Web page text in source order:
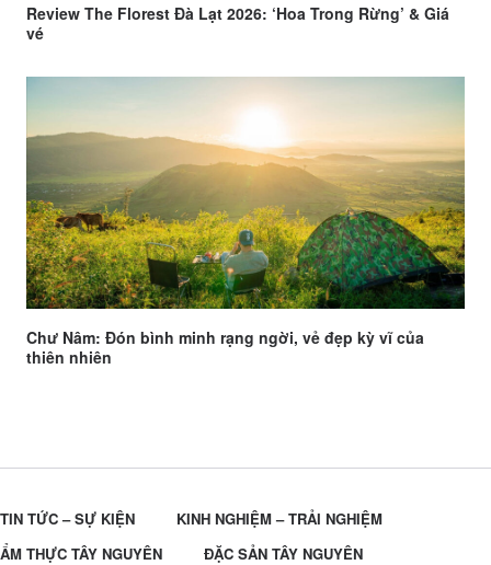
Review The Florest Đà Lạt 2026: ‘Hoa Trong Rừng’ & Giá
vé
Chư Nâm: Đón bình minh rạng ngời, vẻ đẹp kỳ vĩ của
thiên nhiên
TIN TỨC – SỰ KIỆN
KINH NGHIỆM – TRẢI NGHIỆM
ẨM THỰC TÂY NGUYÊN
ĐẶC SẢN TÂY NGUYÊN